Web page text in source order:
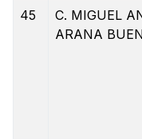
45
C. MIGUEL
ARANA